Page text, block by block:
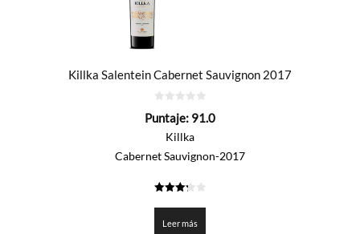
Killka Salentein Cabernet Sauvignon 2017
de
Puntaje: 91.0
Killka
Cabernet Sauvignon-2017
de 5
Leer más